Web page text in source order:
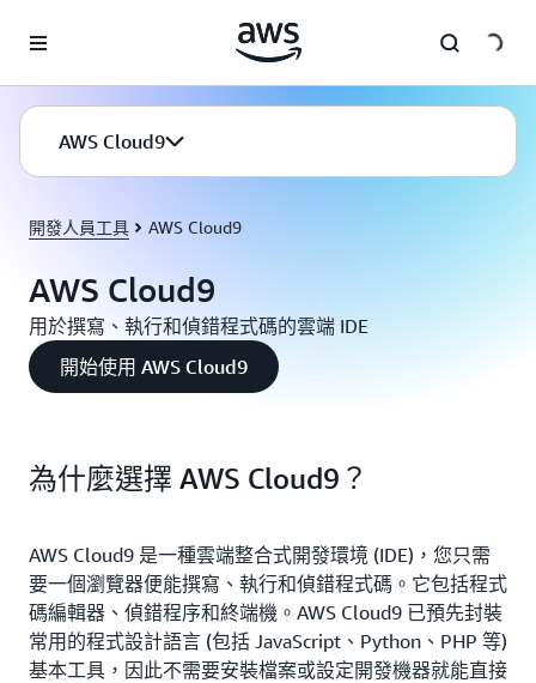
AWS Cloud9
開發人員工具 AWS Cloud9
AWS Cloud9
用於撰寫、執行和偵錯程式碼的雲端 IDE
開始使用 AWS Cloud9
為什麼選擇 AWS Cloud9？
AWS Cloud9 是一種雲端整合式開發環境 (IDE)，您只需
要一個瀏覽器便能撰寫、執行和偵錯程式碼。它包括程式
碼編輯器、偵錯程序和終端機。AWS Cloud9 已預先封裝
常用的程式設計語言 (包括 JavaScript、Python、PHP 等)
基本工具，因此不需要安裝檔案或設定開發機器就能直接